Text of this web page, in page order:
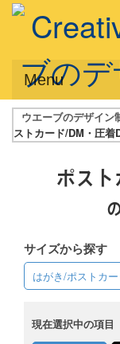
Menu
サービス概要
デザイン
フルデザ
データ修正
写真から
デザイン制作例
ウエーブのデザイン
ストカード/DM・圧着
ポスト
サイズから探す
はがき/ポストカ
現在選択中の項目